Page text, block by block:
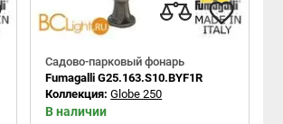
Садово-парковый фонарь
Fumagalli G25.163.S10.BYF1R
Коллекция:Globe 250
В наличии